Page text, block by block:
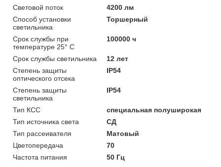
Световой поток
4200 лм
Способ установки
светильника
Торшерный
Срок службы при
температуре 25° С
100000 ч
Срок службы светильника
12 лет
Степень защиты
оптического отсека
IP54
Степень защиты
светильника
IP54
Тип КСС
специальная полуширокая
Тип источника света
СД
Тип рассеивателя
Матовый
Цветопередача
70
Частота питания
50 Гц